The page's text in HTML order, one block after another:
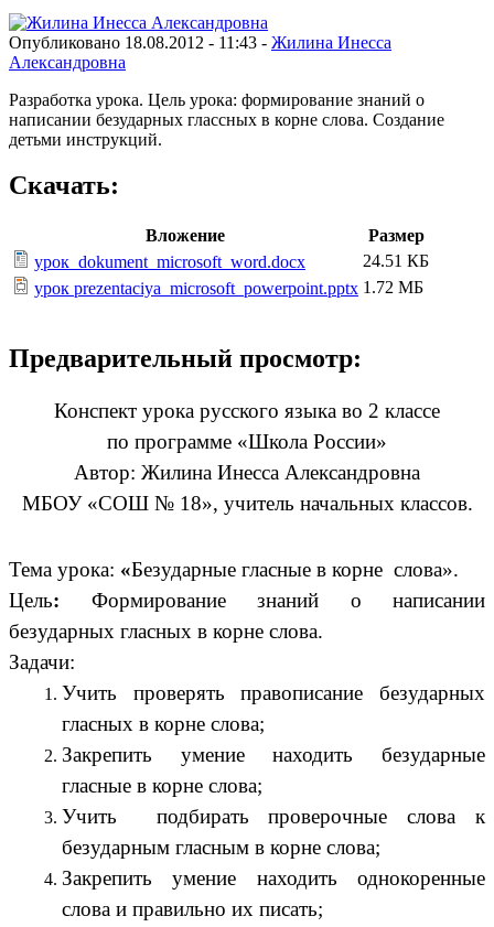
Опубликовано 18.08.2012 - 11:43 - Жилина Инесса
Александровна
Разработка урока. Цель урока: формирование знаний о
написании безударных глассных в корне слова. Создание
детьми инструкций.
Скачать:
Вложение
Размер
урок_dokument_microsoft_word.docx
24.51 КБ
урок prezentaciya_microsoft_powerpoint.pptx 1.72 МБ
Предварительный просмотр:
Конспект урока русского языка во 2 классе
по программе «Школа России»
Автор: Жилина Инесса Александровна
МБОУ «СОШ № 18», учитель начальных классов.
Тема урока: «Безударные гласные в корне слова».
Цель: Формирование знаний о написании
безударных гласных в корне слова.
Задачи:
Учить проверять правописание безударных
гласных в корне слова;
Закрепить умение находить безударные
гласные в корне слова;
Учить подбирать проверочные слова к
безударным гласным в корне слова;
Закрепить умение находить однокоренные
слова и правильно их писать;